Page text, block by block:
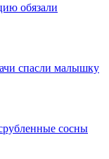
обязали
спасли малышку
сосны